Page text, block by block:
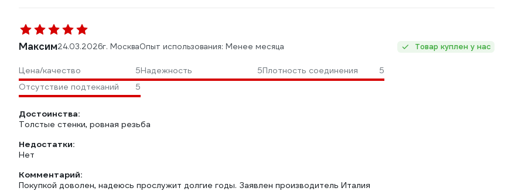
Максим24.03.2026г. МоскваОпыт использования: Менее месяца Товар куплен у нас
Цена/качество 5Надежность 5Плотность соединения
5
Отсутствие подтеканий
5
Достоинства:
Толстые стенки, ровная резьба
Недостатки:
Нет
Комментарий:
Покупкой доволен, надеюсь прослужит долгие годы. Заявлен производитель Италия